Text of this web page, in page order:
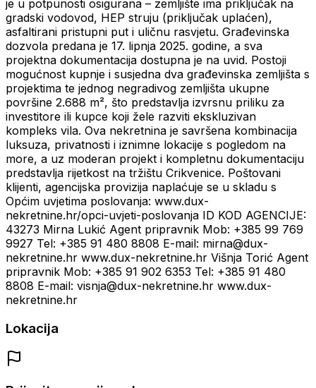
je u potpunosti osigurana – zemljište ima priključak na
gradski vodovod, HEP struju (priključak uplaćen),
asfaltirani pristupni put i uličnu rasvjetu. Građevinska
dozvola predana je 17. lipnja 2025. godine, a sva
projektna dokumentacija dostupna je na uvid. Postoji
mogućnost kupnje i susjedna dva građevinska zemljišta s
projektima te jednog negradivog zemljišta ukupne
površine 2.688 m², što predstavlja izvrsnu priliku za
investitore ili kupce koji žele razviti ekskluzivan
kompleks vila. Ova nekretnina je savršena kombinacija
luksuza, privatnosti i iznimne lokacije s pogledom na
more, a uz moderan projekt i kompletnu dokumentaciju
predstavlja rijetkost na tržištu Crikvenice. Poštovani
klijenti, agencijska provizija naplaćuje se u skladu s
Općim uvjetima poslovanja: www.dux-
nekretnine.hr/opci-uvjeti-poslovanja ID KOD AGENCIJE:
43273 Mirna Lukić Agent pripravnik Mob: +385 99 769
9927 Tel: +385 91 480 8808 E-mail: mirna@dux-
nekretnine.hr www.dux-nekretnine.hr Višnja Torić Agent
pripravnik Mob: +385 91 902 6353 Tel: +385 91 480
8808 E-mail: visnja@dux-nekretnine.hr www.dux-
nekretnine.hr
Lokacija